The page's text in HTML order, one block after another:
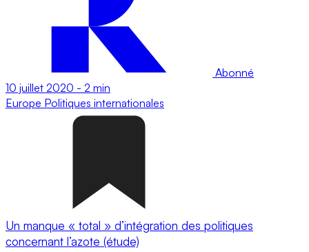
Abonné
10 juillet 2020 - 2 min
Europe Politiques internationales
Un manque « total » d’intégration des politiques
concernant l’azote (étude)